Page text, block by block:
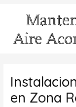
contenido
en Zona